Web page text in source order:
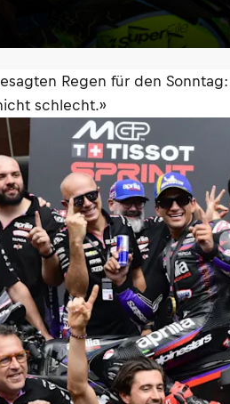
Regen für den
schlecht.»